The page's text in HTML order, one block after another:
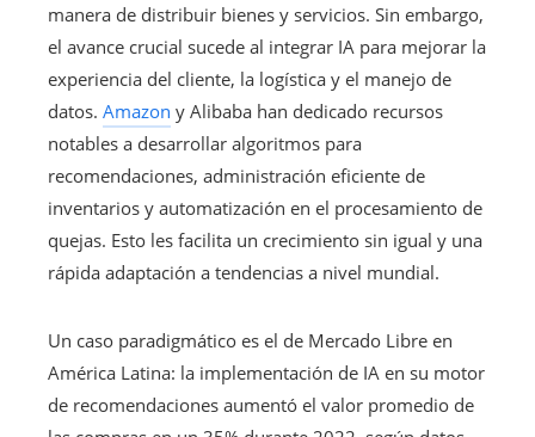
manera de distribuir bienes y servicios. Sin embargo,
el avance crucial sucede al integrar IA para mejorar la
experiencia del cliente, la logística y el manejo de
datos. Amazon y Alibaba han dedicado recursos
notables a desarrollar algoritmos para
recomendaciones, administración eficiente de
inventarios y automatización en el procesamiento de
quejas. Esto les facilita un crecimiento sin igual y una
rápida adaptación a tendencias a nivel mundial.
Un caso paradigmático es el de Mercado Libre en
América Latina: la implementación de IA en su motor
de recomendaciones aumentó el valor promedio de